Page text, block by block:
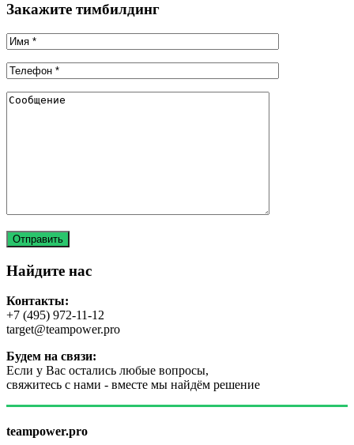
Закажите тимбилдинг
Найдите нас
Контакты:
+7 (495) 972-11-12
target@teampower.pro
Будем на связи:
Если у Вас остались любые вопросы,
свяжитесь с нами - вместе мы найдём решение
teampower.pro